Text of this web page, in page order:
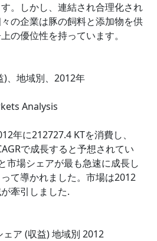
。しかし、連結され合理化され
の企業は豚の飼料と添加物を供
の優位性を持っています。
)、地域別、2012年
Analysis
年に212727.4 KTを消費し、
で成長すると予想されてい
市場シェアが最も急速に成長し
て導かれました。市場は2012
牽引しました.
ア (収益) 地域別 2012